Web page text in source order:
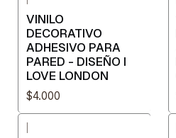
VINILO
DECORATIVO
ADHESIVO PARA
PARED - DISEÑO I
LOVE LONDON
$4.000